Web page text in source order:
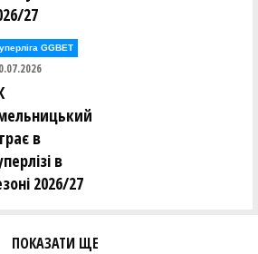
27
GGBET
в
в
2026/27
ПОКАЗАТИ ЩЕ